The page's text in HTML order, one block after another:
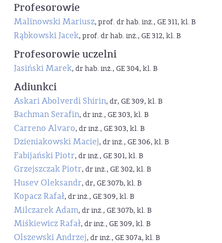
Profesorowie
Malinowski Mariusz, prof. dr hab. inż., GE 311, kl. B
Rąbkowski Jacek, prof. dr hab. inż., GE 312, kl. B
Profesorowie uczelni
Jasiński Marek, dr hab. inż., GE 304, kl. B
Adiunkci
Askari Abolverdi Shirin, dr, GE 309, kl. B
Bachman Serafin, dr inż., GE 303, kl. B
Carreno Alvaro, dr inż., GE 303, kl. B
Dzieniakowski Maciej, dr inż., GE 306, kl. B
Fabijański Piotr, dr inż., GE 301, kl. B
Grzejszczak Piotr, dr inż., GE 302, kl. B
Husev Oleksandr, dr, GE 307b, kl. B
Kopacz Rafał, dr inż., GE 309, kl. B
Milczarek Adam, dr inż., GE 307b, kl. B
Miśkiewicz Rafał, dr inż., GE 309, kl. B
Olszewski Andrzej, dr inż., GE 307a, kl. B